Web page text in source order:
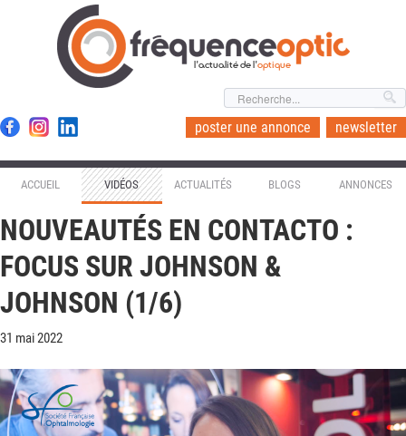
l'actualité de l'optique
poster une annonce newsletter
ACCUEIL VIDÉOS ACTUALITÉS BLOGS ANNONCES
NOUVEAUTÉS EN CONTACTO :
FOCUS SUR JOHNSON &
JOHNSON (1/6)
31 mai 2022